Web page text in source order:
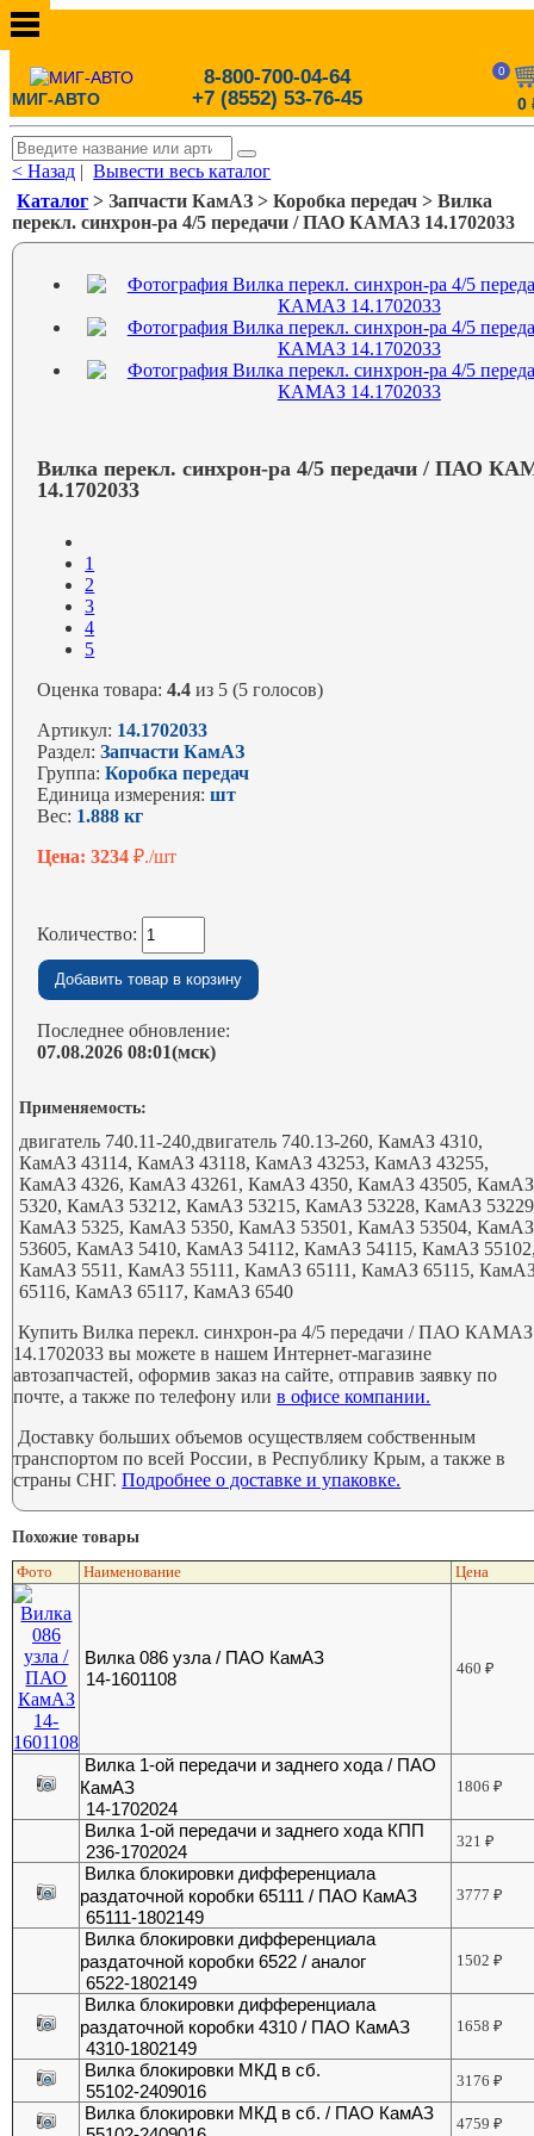
МИГ-АВТО
8-800-700-04-64
+7 (8552) 53-76-45
0
0
< Назад |Вывести весь каталог
Каталог > Запчасти КамАЗ > Коробка передач > Вилка
перекл. синхрон-ра 4/5 передачи / ПАО КАМАЗ 14.1702033
Вилка перекл. синхрон-ра 4/5 передачи / ПАО
14.1702033
1
2
3
4
5
Оценка товара:4.4 из 5 (5 голосов)
Артикул: 14.1702033
Раздел:Запчасти КамАЗ
Группа:Коробка передач
Единица измерения:шт
Вес: 1.888 кг
Цена: 3234₽./шт
Количество:
Последнее обновление:
07.08.2026 08:01(мск)
Применяемость:
двигатель 740.11-240,двигатель 740.13-260, КамАЗ 4310,
КамАЗ 43114, КамАЗ 43118, КамАЗ 43253, КамАЗ 43255,
КамАЗ 4326, КамАЗ 43261, КамАЗ 4350, КамАЗ 43505, КамАЗ
5320, КамАЗ 53212, КамАЗ 53215, КамАЗ 53228, КамАЗ
КамАЗ 5325, КамАЗ 5350, КамАЗ 53501, КамАЗ 53504, КамАЗ
53605, КамАЗ 5410, КамАЗ 54112, КамАЗ 54115, КамАЗ
КамАЗ 5511, КамАЗ 55111, КамАЗ 65111, КамАЗ 65115,
65116, КамАЗ 65117, КамАЗ 6540
Купить Вилка перекл. синхрон-ра 4/5 передачи / ПАО КАМАЗ
14.1702033 вы можете в нашем Интернет-магазине
автозапчастей, оформив заказ на сайте, отправив заявку по
почте, а также по телефону илив офисе компании.
Доставку больших объемов осуществляем собственным
транспортом по всей России, в Республику Крым, а также в
страны СНГ.Подробнее о доставке и упаковке.
Похожие товары
Фото Наименование Цена
Вилка 086 узла / ПАО КамАЗ
14-1601108
460₽
Вилка 1-ой передачи и заднего хода / ПАО
КамАЗ
14-1702024
1806₽
Вилка 1-ой передачи и заднего хода КПП
236-1702024
321₽
Вилка блокировки дифференциала
раздаточной коробки 65111 / ПАО КамАЗ
65111-1802149
3777₽
Вилка блокировки дифференциала
раздаточной коробки 6522 / аналог
6522-1802149
1502₽
Вилка блокировки дифференциала
раздаточной коробки 4310 / ПАО КамАЗ
4310-1802149
1658₽
Вилка блокировки МКД в сб.
55102-2409016
3176₽
Вилка блокировки МКД в сб. / ПАО КамАЗ
4759₽